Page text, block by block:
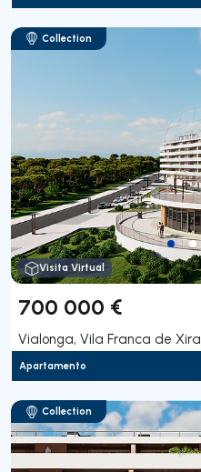
Collection
Visita Virtual
700 000 €
Vialonga, Vila Franca de Xira
Apartamento
Collection